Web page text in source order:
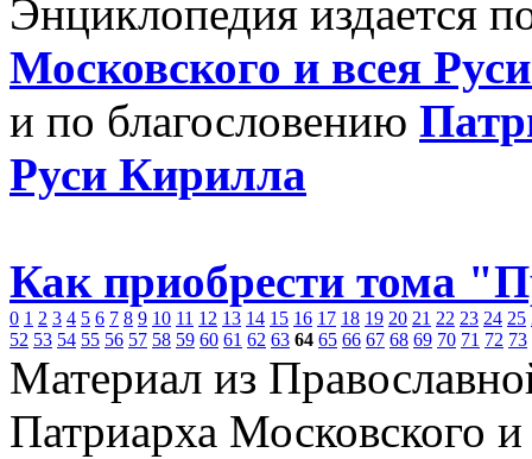
Энциклопедия издается
Московского и всея
и по благословению
Руси Кирилла
Как приобрести тома
0 1 2 3 4 5 6 7 8 9 10 11 12 13 14 15 16 17 18 19 20 21 22 23 24 25
52 53 54 55 56 57 58 59 60 61 62 63 64 65 66 67 68 69 70 71 72 73
Материал из
Патриарха Московского